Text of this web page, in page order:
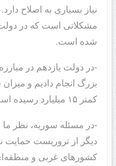
نیاز بسیاری به اصلاح
مشکلاتی است که در
شده است.
-در دولت یازدهم در
کمتر ۱۵ میلیارد رسیده است.
-در مسئله سوریه، نظر
دیگر از تروریست حمایت
کشورهای غربی و